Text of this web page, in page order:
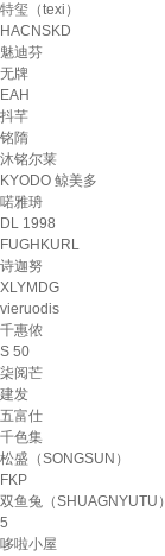
特玺（texi）
HACNSKD
魅迪芬
无牌
EAH
抖芊
铭隋
沐铭尔莱
KYODO 鲸美多
喏雅珘
DL 1998
FUGHKURL
诗迦努
XLYMDG
vieruodis
千惠侬
S 50
柒阅芒
建发
五富仕
千色集
松盛（SONGSUN）
FKP
双鱼兔（SHUAGNYUTU）
5
哆啦小屋